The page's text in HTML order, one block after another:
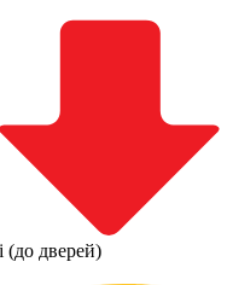
(до дверей)